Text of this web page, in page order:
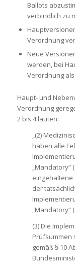
Ballots
verbindlich zu
Verordnung
Neue
werden, bei
Verordnung
Haupt- und
Verordnung
2 bis 4 lauten:
„(2)
haben alle
„Mandatory“
eingehaltene
der
„Mandatory“
(3) Die
Prüfsummen
gemäß § 10